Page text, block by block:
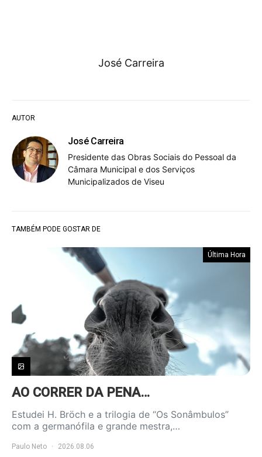
AUTOR
José Carreira
Presidente das Obras Sociais do Pessoal da
Câmara Municipal e dos Serviços
Municipalizados de Viseu
José Carreira
TAMBÉM PODE GOSTAR DE
Última Hora
AO CORRER DA PENA…
Estudei H. Bröch e a trilogia de “Os Sonâmbulos”
com a germanófila e grande mestra,…
Paulo Neto 2026.08.06